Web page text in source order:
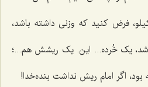
وزنش أقلاً 80 کیلو، 90 کیلو، فرض کنید که وزنی داشته باشد،
یک خُرده... این. یک ریشش هم...؛
اگر امام ریش نداشت بنده‌خدا!